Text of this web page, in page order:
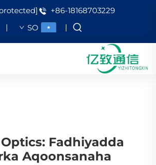
+86-18168703229
SO
Fadhiyadda
Aqoonsanaha